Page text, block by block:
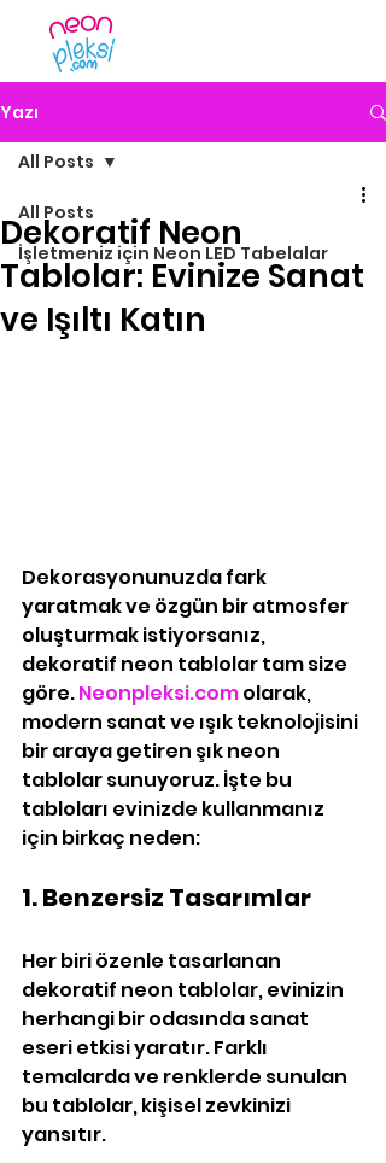
Yazı
All Posts
İşletmeniz için Neon LED Tabelalar
All Posts
Dekoratif Neon
Tablolar: Evinize Sanat
ve Işıltı Katın
Dekorasyonunuzda fark
yaratmak ve özgün bir atmosfer
oluşturmak istiyorsanız,
dekoratif neon tablolar tam size
göre. Neonpleksi.com olarak,
modern sanat ve ışık teknolojisini
bir araya getiren şık neon
tablolar sunuyoruz. İşte bu
tabloları evinizde kullanmanız
için birkaç neden:
1. Benzersiz Tasarımlar
Her biri özenle tasarlanan
dekoratif neon tablolar, evinizin
herhangi bir odasında sanat
eseri etkisi yaratır. Farklı
temalarda ve renklerde sunulan
bu tablolar, kişisel zevkinizi
yansıtır.